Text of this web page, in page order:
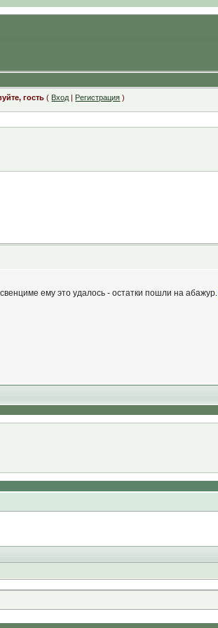
гость ( Вход | Регистрация )
ему это удалось - остатки пошли на абажур.